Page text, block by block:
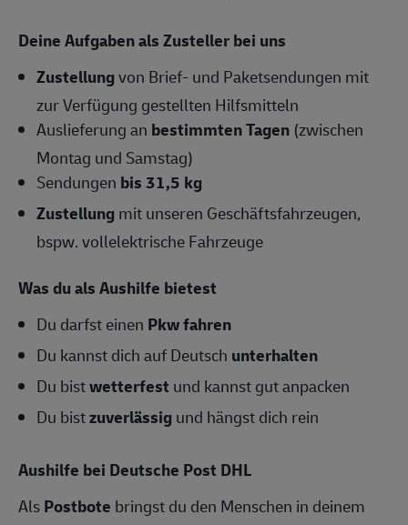
Deine Aufgaben als Zusteller bei uns
Zustellungvon Brief- und Paketsendungen mit
zur Verfügung gestellten Hilfsmitteln
Auslieferung an bestimmten Tagen (zwischen
Montag und Samstag)
Sendungen bis 31,5 kg
Zustellungmit unseren Geschäftsfahrzeugen,
bspw. vollelektrische Fahrzeuge
Was du als Aushilfe bietest
Du darfst einen Pkw fahren
Du kannst dich auf Deutsch unterhalten
Du bistwetterfest und kannst gut anpacken
Du bistzuverlässigund hängst dich rein
Aushilfe bei Deutsche Post DHL
AlsPostbote bringst du den Menschen in deinem